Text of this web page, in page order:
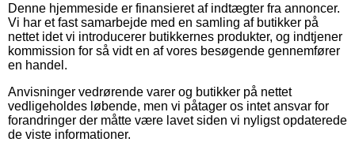
Denne hjemmeside er finansieret af indtægter fra annoncer.
Vi har et fast samarbejde med en samling af butikker på
nettet idet vi introducerer butikkernes produkter, og indtjener
kommission for så vidt en af vores besøgende gennemfører
en handel.
Anvisninger vedrørende varer og butikker på nettet
vedligeholdes løbende, men vi påtager os intet ansvar for
forandringer der måtte være lavet siden vi nyligst opdaterede
de viste informationer.